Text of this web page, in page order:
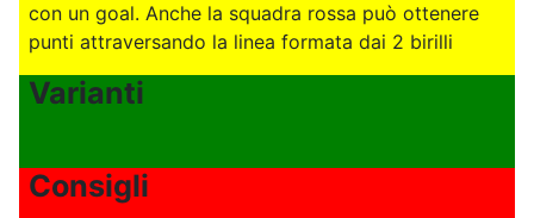
con un goal. Anche la squadra rossa può ottenere
punti attraversando la linea formata dai 2 birilli
Varianti
Consigli